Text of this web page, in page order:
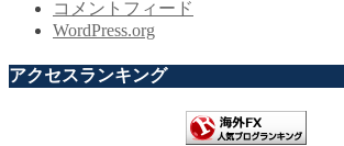
コメントフィード
WordPress.org
アクセスランキング